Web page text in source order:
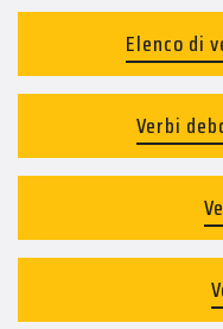
Elenco di
Verbi